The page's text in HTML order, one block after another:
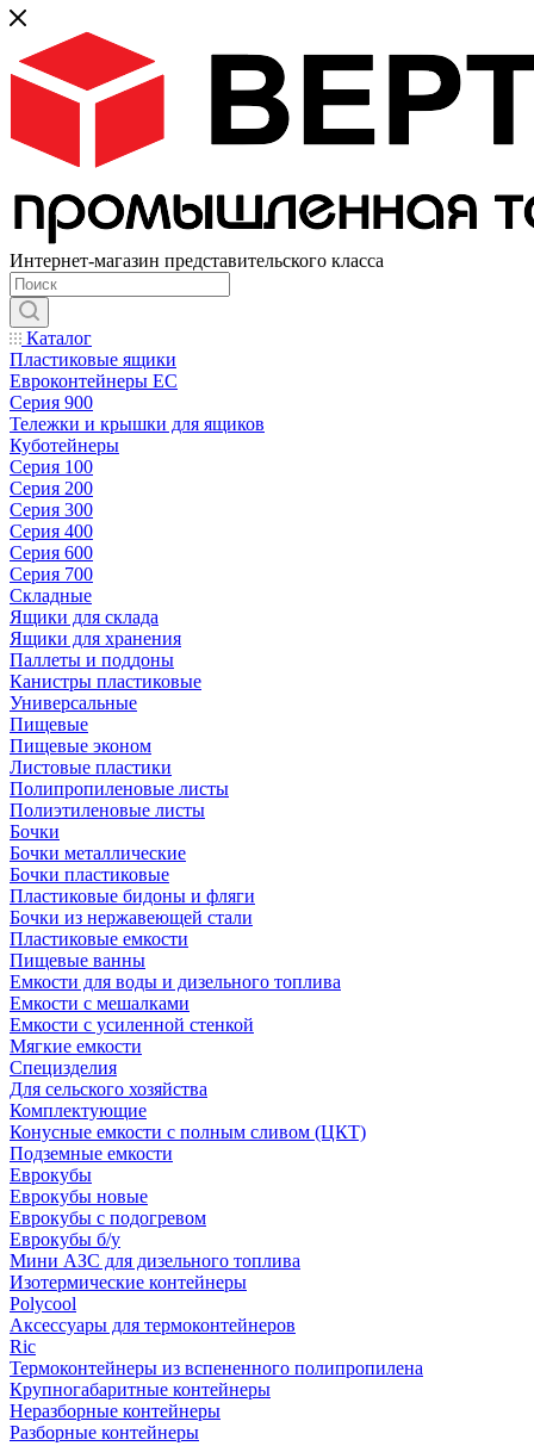
Интернет-магазин представительского класса
Каталог
Пластиковые ящики
Евроконтейнеры ЕС
Серия 900
Тележки и крышки для ящиков
Куботейнеры
Серия 100
Серия 200
Серия 300
Серия 400
Серия 600
Серия 700
Складные
Ящики для склада
Ящики для хранения
Паллеты и поддоны
Канистры пластиковые
Универсальные
Пищевые
Пищевые эконом
Листовые пластики
Полипропиленовые листы
Полиэтиленовые листы
Бочки
Бочки металлические
Бочки пластиковые
Пластиковые бидоны и фляги
Бочки из нержавеющей стали
Пластиковые емкости
Пищевые ванны
Емкости для воды и дизельного топлива
Емкости с мешалками
Емкости с усиленной стенкой
Мягкие емкости
Специзделия
Для сельского хозяйства
Комплектующие
Конусные емкости с полным сливом (ЦКТ)
Подземные емкости
Еврокубы
Еврокубы новые
Еврокубы с подогревом
Еврокубы б/у
Мини АЗС для дизельного топлива
Изотермические контейнеры
Polycool
Аксессуары для термоконтейнеров
Ric
Термоконтейнеры из вспененного полипропилена
Крупногабаритные контейнеры
Неразборные контейнеры
Разборные контейнеры